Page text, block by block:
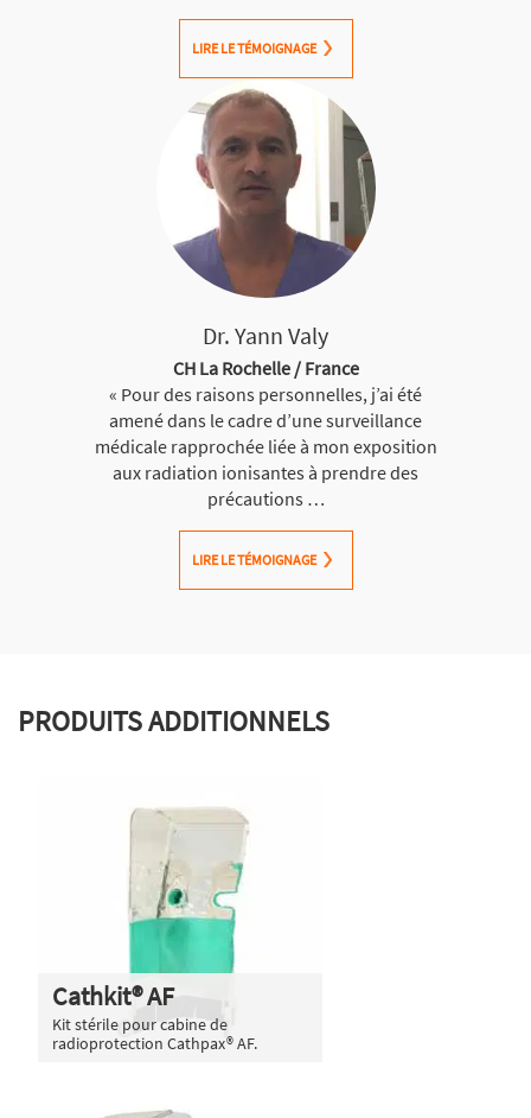
LIRE LE TÉMOIGNAGE
Dr. Yann Valy
CH La Rochelle / France
« Pour des raisons personnelles, j’ai été
amené dans le cadre d’une surveillance
médicale rapprochée liée à mon exposition
aux radiation ionisantes à prendre des
précautions …
LIRE LE TÉMOIGNAGE
PRODUITS ADDITIONNELS
Cathkit® AF
Kit stérile pour cabine de
radioprotection Cathpax® AF.